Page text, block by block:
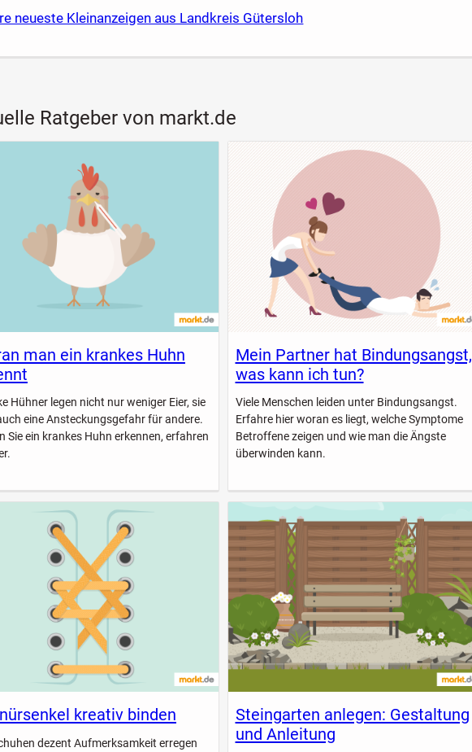
neueste Kleinanzeigen aus Landkreis Gütersloh
Ratgeber von markt.de
man ein krankes Huhn
Hühner legen nicht nur weniger Eier, sie
eine Ansteckungsgefahr für andere.
Sie ein krankes Huhn erkennen, erfahren
Mein Partner hat Bindungsangst,
was kann ich tun?
Viele Menschen leiden unter Bindungsangst.
Erfahre hier woran es liegt, welche Symptome
Betroffene zeigen und wie man die Ängste
überwinden kann.
kreativ binden
dezent Aufmerksamkeit erregen
Steingarten anlegen: Gestaltung
und Anleitung